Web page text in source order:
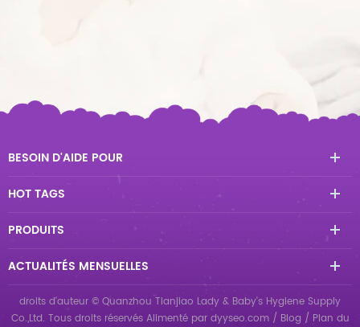
BESOIN D'AIDE POUR
HOT TAGS
PRODUITS
ACTUALITÉS MENSUELLES
droits d'auteur © Quanzhou Tianjiao Lady & Baby's Hygiene Supply
Co.,Ltd. Tous droits réservés Alimenté par dyyseo.com / Blog / Plan du